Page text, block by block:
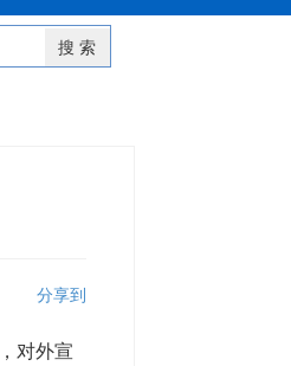
分享到
对外宣